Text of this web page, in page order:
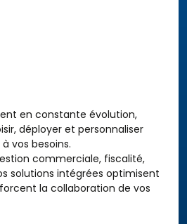
en constante évolution,
déployer et personnaliser
vos besoins.
commerciale, fiscalité,
solutions intégrées optimisent
la collaboration de vos